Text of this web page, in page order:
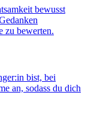
bewusst
zu bewerten.
bist, bei
an, sodass du dich